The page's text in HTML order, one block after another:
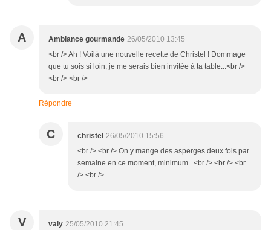
A Ambiance gourmande 26/05/2010 13:45
<br /> Ah ! Voilà une nouvelle recette de Christel ! Dommage
que tu sois si loin, je me serais bien invitée à ta table...<br />
<br /> <br />
Répondre
C christel 26/05/2010 15:56
<br /> <br /> On y mange des asperges deux fois par
semaine en ce moment, minimum...<br /> <br /> <br
/> <br />
V valy 25/05/2010 21:45